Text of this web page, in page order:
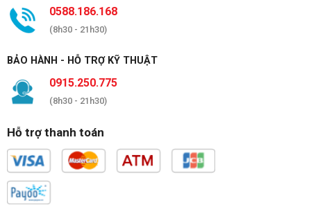
0588.186.168
(8h30 - 21h30)
BẢO HÀNH - HỖ TRỢ KỸ THUẬT
0915.250.775
(8h30 - 21h30)
Hỗ trợ thanh toán